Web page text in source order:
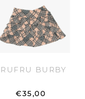
BURBY
€35,00